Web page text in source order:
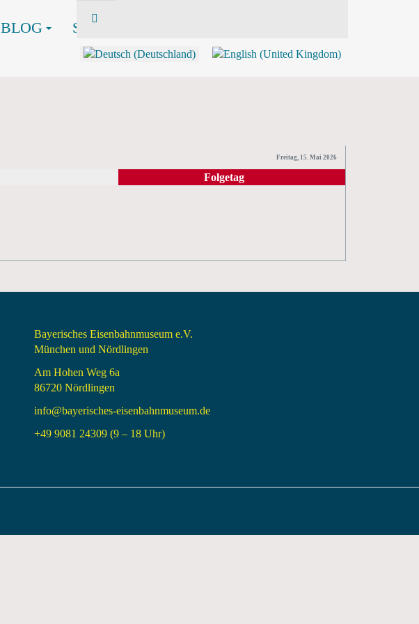
BLOG SHOP
Freitag, 15. Mai 2026
Folgetag
Bayerisches Eisenbahnmuseum e.V.
München und Nördlingen
Am Hohen Weg 6a
86720 Nördlingen
info@bayerisches-eisenbahnmuseum.de
+49 9081 24309 (9 – 18 Uhr)